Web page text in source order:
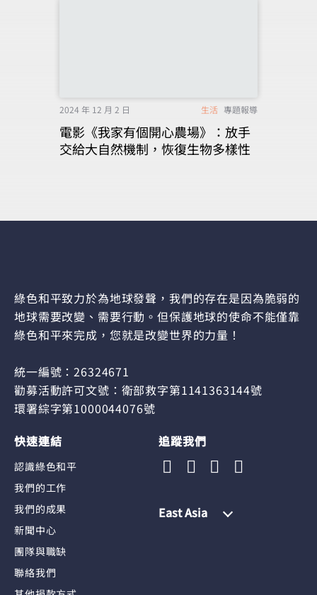
2024 年 12 月 2 日 生活 專題報導
電影《我家有個開心農場》：放手
交給大自然機制，恢復生物多樣性
綠色和平致力於為地球發聲，我們的存在是因為脆弱的
地球需要改變、需要行動。但保護地球的使命不能僅靠
綠色和平來完成，您就是改變世界的力量！
統一編號：26324671
勸募活動許可文號：衛部救字第1141363144號
環署綜字第1000044076號
快速連結
認識綠色和平
我們的工作
我們的成果
新聞中心
團隊與職缺
聯絡我們
追蹤我們
East Asia